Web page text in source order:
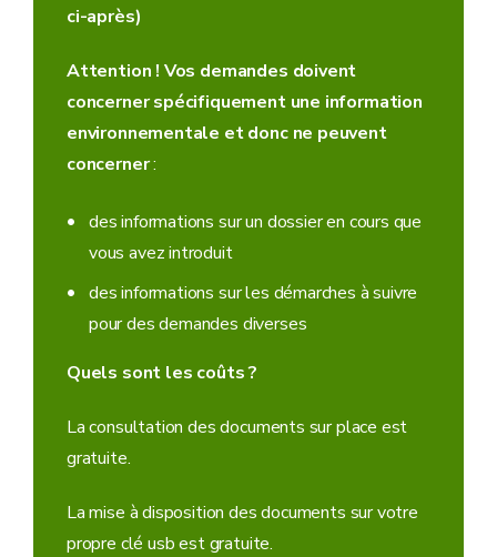
ci-après)
Attention ! Vos demandes doivent
concerner spécifiquement une information
environnementale et donc ne peuvent
concerner:
des informations sur un dossier en cours que
vous avez introduit
des informations sur les démarches à suivre
pour des demandes diverses
Quels sont les coûts ?
La consultation des documents sur place est
gratuite.
La mise à disposition des documents sur votre
propre clé usb est gratuite.